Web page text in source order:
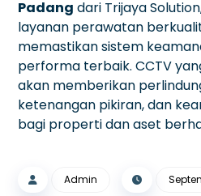
Padang dari Trijaya
layanan perawatan
memastikan sistem
performa terbaik. CCTV
akan memberikan
ketenangan pikiran, dan
bagi properti dan aset
Admin